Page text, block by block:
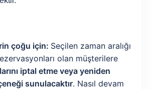
çoğu için: Seçilen zaman aralığı
olan müşterilere
iptal etme veya yeniden
sunulacaktır. Nasıl devam